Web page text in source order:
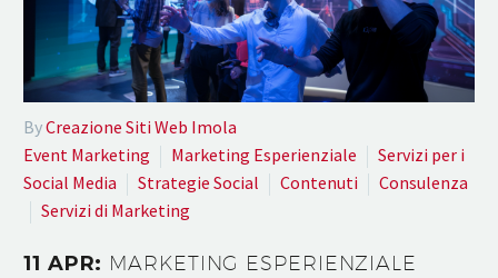
ByCreazione Siti Web Imola
Event Marketing
Marketing Esperienziale
Servizi per i
Social Media
Strategie Social Contenuti
Consulenza
Servizi di Marketing
11 APR: MARKETING ESPERIENZIALE